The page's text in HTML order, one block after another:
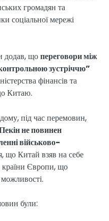
громадян та
соціальної мережі
додав, щопереговори між
зустріччю”
фінансів та
Китаю.
під час перемовин,
не повинен
військово-
що Китай взяв на себе
країни Європи, що
були: